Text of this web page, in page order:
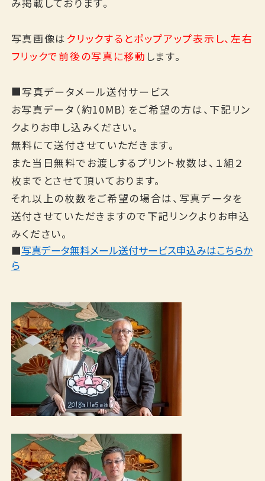
写真画像は クリックするとポップアップ表示し、左右
フリックで前後の写真に移動 します。
■写真データメール送付サービス
お写真データ（約10MB）をご希望の方は、下記リン
クよりお申し込みください。
無料にて送付させていただきます。
また当日無料でお渡しするプリント枚数は、１組２
枚までとさせて頂いております。
それ以上の枚数をご希望の場合は、写真データを
送付させていただきますので下記リンクよりお申込
みください。
■写真データ無料メール送付サービス申込みはこちらか
ら